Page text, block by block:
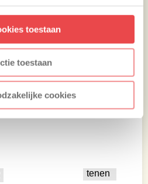
toestaan
toestaan
cookies
goed is bijna van het bot
gedaan.
tenen